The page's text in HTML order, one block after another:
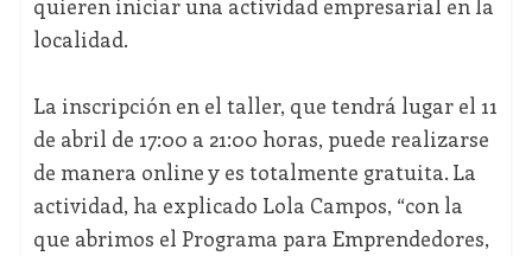
quieren iniciar una actividad empresarial en la
localidad.
La inscripción en el taller, que tendrá lugar el 11
de abril de 17:00 a 21:00 horas, puede realizarse
de manera online y es totalmente gratuita. La
actividad, ha explicado Lola Campos, “con la
que abrimos el Programa para Emprendedores,